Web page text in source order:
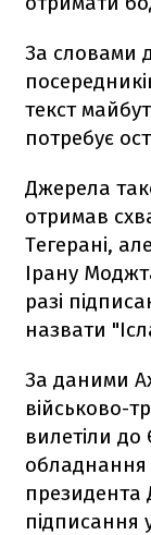
За словами
текст
потребує
Джерела
отримав
Тегерані,
Ірану
разі
назвати
За даними
військово-
вилетіли
обладнання
президента
підписання